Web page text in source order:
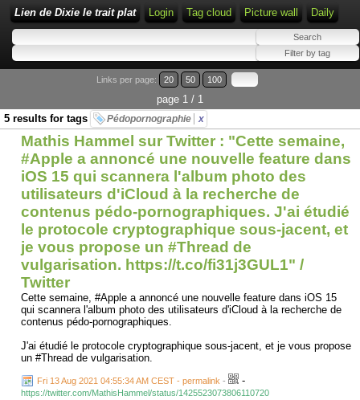
Lien de Dixie le trait plat Login Tag cloud Picture wall Daily
Links per page: 20 50 100
page 1 / 1
5 results for tags
Pédopornographie x
Mathis Hammel sur Twitter : "Cette semaine,
#Apple a annoncé une nouvelle feature dans
iOS 15 qui scannera l'album photo des
utilisateurs d'iCloud à la recherche de
contenus pédo-pornographiques. J'ai étudié
le protocole cryptographique sous-jacent, et
je vous propose un #Thread de
vulgarisation. https://t.co/fi31j3GUL1" /
Twitter
Cette semaine, #Apple a annoncé une nouvelle feature dans iOS 15
qui scannera l'album photo des utilisateurs d'iCloud à la recherche de
contenus pédo-pornographiques.
J'ai étudié le protocole cryptographique sous-jacent, et je vous propose
un #Thread de vulgarisation.
Fri 13 Aug 2021 04:55:34 AM CEST - permalink - -
https://twitter.com/MathisHammel/status/1425523073806110720